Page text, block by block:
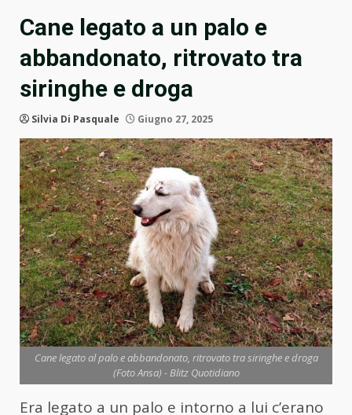
Cane legato a un palo e
abbandonato, ritrovato tra
siringhe e droga
Silvia Di Pasquale Giugno 27, 2025
Cane legato al palo e abbandonato, ritrovato tra siringhe e droga
(Foto Ansa) - Blitz Quotidiano
Era legato a un palo e intorno a lui c’erano